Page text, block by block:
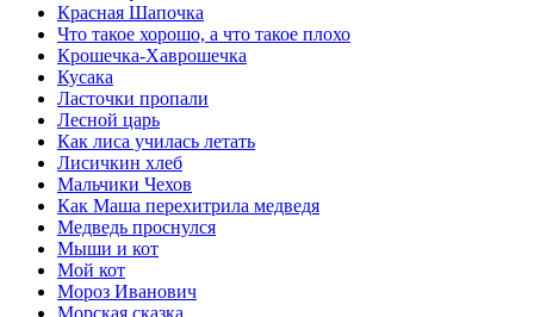
Красная Шапочка
Что такое хорошо, а что такое плохо
Крошечка-Хаврошечка
Кусака
Ласточки пропали
Лесной царь
Как лиса училась летать
Лисичкин хлеб
Мальчики Чехов
Как Маша перехитрила медведя
Медведь проснулся
Мыши и кот
Мой кот
Мороз Иванович
Морская сказка